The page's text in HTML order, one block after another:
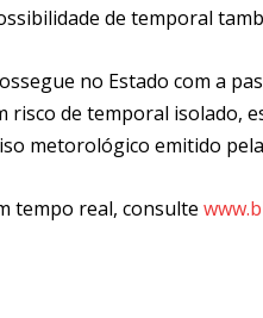
de temporal
no Estado com a
de temporal isolado,
metorológico emitido
tempo real, consulte